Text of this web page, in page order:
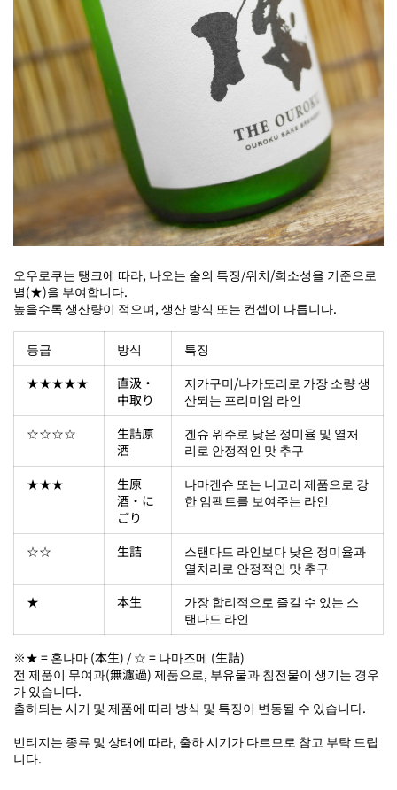
오우로쿠는 탱크에 따라, 나오는 술의 특징/위치/희소성을 기준으로
별(★)을 부여합니다.
높을수록 생산량이 적으며, 생산 방식 또는 컨셉이 다릅니다.
등급 방식
특징
★★★★★
直汲・
中取り
지카구미/나카도리로 가장 소량 생
산되는 프리미엄 라인
☆☆☆☆
生詰原
酒
겐슈 위주로 낮은 정미율 및 열처
리로 안정적인 맛 추구
★★★
生原
酒・に
ごり
나마겐슈 또는 니고리 제품으로 강
한 임팩트를 보여주는 라인
☆☆ 生詰
스탠다드 라인보다 낮은 정미율과
열처리로 안정적인 맛 추구
★
本生
가장 합리적으로 즐길 수 있는 스
탠다드 라인
※★ = 혼나마 (本生) / ☆ = 나마즈메 (生詰)
전 제품이 무여과(無濾過) 제품으로, 부유물과 침전물이 생기는 경우
가 있습니다.
출하되는 시기 및 제품에 따라 방식 및 특징이 변동될 수 있습니다.
빈티지는 종류 및 상태에 따라, 출하 시기가 다르므로 참고 부탁 드립
니다.